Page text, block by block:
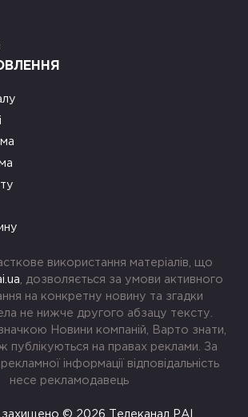
використання матеріалів, що
, дозволяється за умови активного
на конкретну новину та згадки
не нижче другого абзацу тексту.
Новини компаній, Варто знати,
публікуються на правах реклами. За
інформації відповідальність
несе рекламодавець
захищено © 2026 Телеканал РАІ